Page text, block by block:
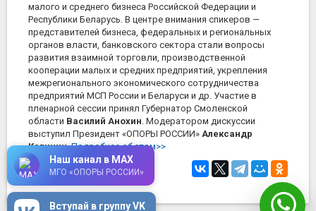
малого и среднего бизнеса Российской Федерации и
Республики Беларусь. В центре внимания спикеров —
представителей бизнеса, федеральных и региональных
органов власти, банковского сектора стали вопросы
развития взаимной торговли, производственной
кооперации малых и средних предприятий, укрепления
межрегионального экономического сотрудничества
предприятий МСП России и Беларуси и др. Участие в
пленарной сессии принял Губернатор Смоленской
области Василий Анохин. Модератором дискуссии
выступил Президент «ОПОРЫ РОССИИ» Александр
Калинин.Подробнее об этом>>
2 июня 2025в 13:50
Вступай в группу VK
Наш канал в MAX
МГО «ОПОРЫ РОССИИ»